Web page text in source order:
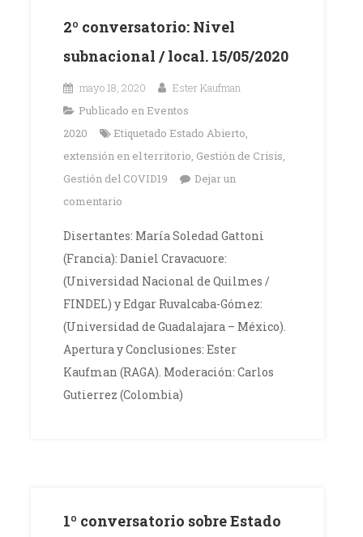
2º conversatorio: Nivel
subnacional / local. 15/05/2020
mayo 18, 2020
Ester Kaufman
Publicado en Eventos
2020
Etiquetado Estado Abierto,
extensión en el territorio, Gestión de Crisis,
Gestión del COVID19
Dejar un
comentario
Disertantes: María Soledad Gattoni
(Francia): Daniel Cravacuore:
(Universidad Nacional de Quilmes /
FINDEL) y Edgar Ruvalcaba-Gómez:
(Universidad de Guadalajara – México).
Apertura y Conclusiones: Ester
Kaufman (RAGA). Moderación: Carlos
Gutierrez (Colombia)
1º conversatorio sobre Estado